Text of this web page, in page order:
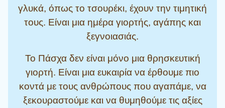
γλυκά, όπως το τσουρέκι, έχουν την τιμητική
τους. Είναι μια ημέρα γιορτής, αγάπης και
ξεγνοιασιάς.
Το Πάσχα δεν είναι μόνο μια θρησκευτική
γιορτή. Είναι μια ευκαιρία να έρθουμε πιο
κοντά με τους ανθρώπους που αγαπάμε, να
ξεκουραστούμε και να θυμηθούμε τις αξίες